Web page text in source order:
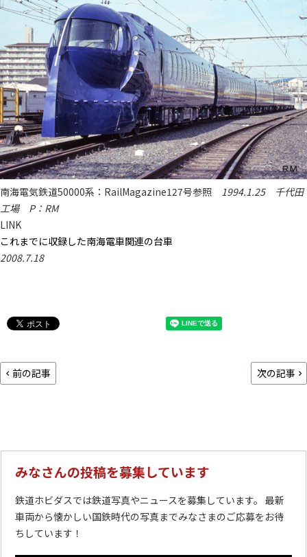
南海電気鉄道50000系：RailMagazine127号参照 1994.1.25 千代田
工場 P：RM
LINK
これまでに収録した南海電車関連の台車
2008.7.18
前の記事 次の記事
みなさんの投稿を募集しています
鉄道ホビダスでは鉄道写真やニュースを募集しています。 最新
車両から懐かしい国鉄時代の写真までみなさまのご応募をお待
ちしています！